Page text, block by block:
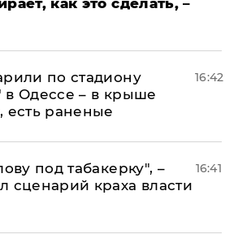
как это сделать, –
по стадиону
Одессе – в крыше
есть раненые
16:42
под табакерку", –
сценарий краха власти
16:41